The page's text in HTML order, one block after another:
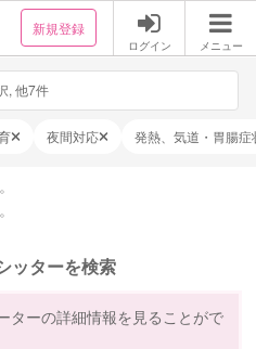
新規登録
ログイン メニュー
, 他7件
夜間対応 発熱、気道・胃腸症
ッターを検索
ターの詳細情報を見ることがで